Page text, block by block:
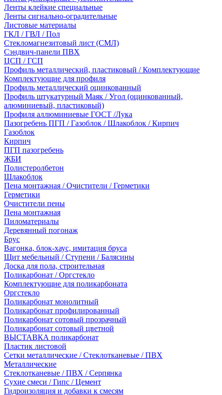
Ленты клейкие специальные
Ленты сигнально-оградительные
Листовые материалы
ГКЛ / ГВЛ / Пол
Стекломагнезитовый лист (СМЛ)
Сэндвич-панели ПВХ
ЦСП / ГСП
Профиль металлический, пластиковый / Комплектующие
Комплектующие для профиля
Профиль металлический оцинкованный
Профиль штукатурный Маяк / Угол (оцинкованный,
алюминиевый, пластиковый)
Профиля аллюминиевые ГОСТ /Лука
Пазогребень ПГП / Газоблок / Шлакоблок / Кирпич
Газоблок
Кирпич
ПГП пазогребень
ЖБИ
Полистеролбетон
Шлакоблок
Пена монтажная / Очистители / Герметики
Герметики
Очистители пены
Пена монтажная
Пиломатериалы
Деревянный погонаж
Брус
Вагонка, блок-хаус, имитация бруса
Щит мебельный / Ступени / Балясины
Доска для пола, строительная
Поликарбонат / Оргстекло
Комплектующие для поликарбоната
Оргстекло
Поликарбонат монолитный
Поликарбонат профилированный
Поликарбонат сотовый прозрачный
Поликарбонат сотовый цветной
ВЫСТАВКА поликарбонат
Пластик листовой
Сетки металлические / Стеклотканевые / ПВХ
Металлические
Стеклотканевые / ПВХ / Серпянка
Сухие смеси / Гипс / Цемент
Гидроизоляция и добавки к смесям